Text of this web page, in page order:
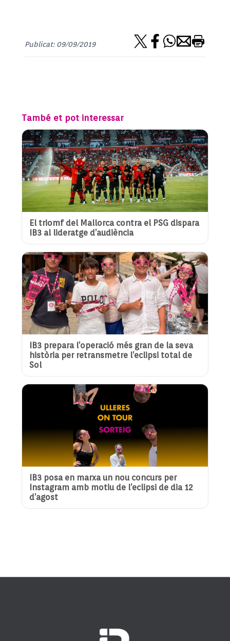
Publicat: 09/09/2019
També et pot interessar
El triomf del Mallorca contra el PSG dispara
IB3 al lideratge d’audiència
IB3 prepara l’operació més gran de la seva
història per retransmetre l’eclipsi total de
Sol
IB3 posa en marxa un nou concurs per
Instagram amb motiu de l’eclipsi de dia 12
d’agost